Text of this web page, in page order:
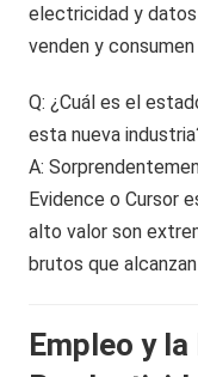
electricidad y datos
venden y
Q: ¿Cuál es el
esta nueva
A:
Evidence o Cursor
alto valor son
brutos que
Empleo y